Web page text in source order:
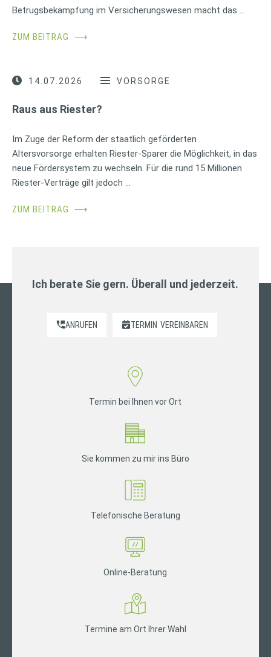
Betrugsbekämpfung im Versicherungswesen macht das …
ZUM BEITRAG ⟶
14.07.2026 VORSORGE
Raus aus Riester?
Im Zuge der Reform der staatlich geförderten
Altersvorsorge erhalten Riester-Sparer die Möglichkeit, in das
neue Fördersystem zu wechseln. Für die rund 15 Millionen
Riester-Verträge gilt jedoch …
ZUM BEITRAG ⟶
Ich berate Sie gern. Überall und jederzeit.
ANRUFEN TERMIN VEREINBAREN
Termin bei Ihnen vor Ort
Sie kommen zu mir ins Büro
Telefonische Beratung
Online-Beratung
Termine am Ort Ihrer Wahl